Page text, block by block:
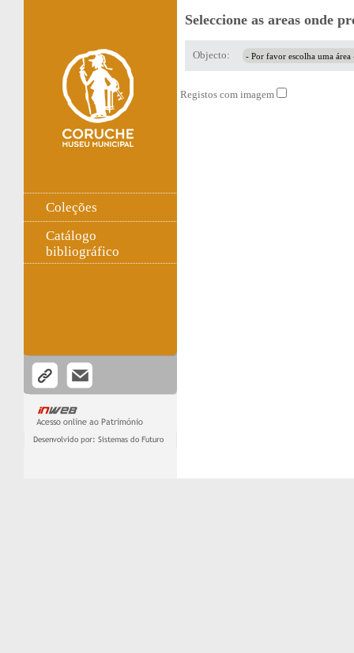
Coleções
Catálogo
bibliográfico
Seleccione as areas onde
Objecto:
Registos com imagem